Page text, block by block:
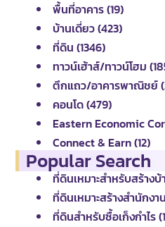
พื้นที่อาคาร (19)
บ้านเดี่ยว (423)
ที่ดิน (1346)
ทาวน์เฮ้าส์/ทาวน์โฮม
ตึกแถว/อาคารพาณิชย์
คอนโด (479)
Eastern Economic
Connect & Earn (12)
Popular Search
ที่ดินเหมาะสำหรับสร้าง
ที่ดินเหมาะสร้างสำนักงา
ที่ดินสำหรับซื้อเก็งกำไร